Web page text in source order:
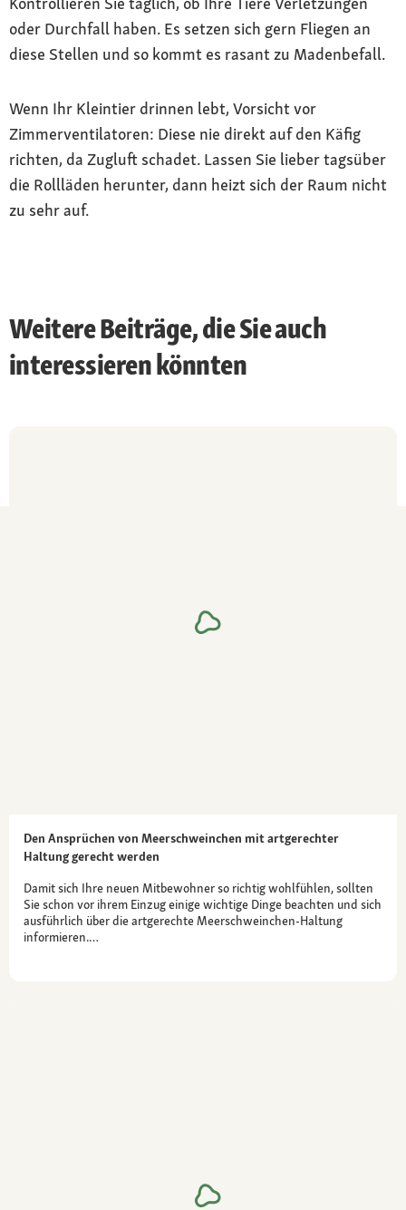
oder Durchfall haben. Es setzen sich gern Fliegen an
diese Stellen und so kommt es rasant zu Madenbefall.
Wenn Ihr Kleintier drinnen lebt, Vorsicht vor
Zimmerventilatoren: Diese nie direkt auf den Käfig
richten, da Zugluft schadet. Lassen Sie lieber tagsüber
die Rollläden herunter, dann heizt sich der Raum nicht
zu sehr auf.
Weitere Beiträge, die Sie auch
interessieren könnten
Den Ansprüchen von Meerschweinchen mit artgerechter
Haltung gerecht werden
Damit sich Ihre neuen Mitbewohner so richtig wohlfühlen, sollten
Sie schon vor ihrem Einzug einige wichtige Dinge beachten und sich
ausführlich über die artgerechte Meerschweinchen-Haltung
informieren.…